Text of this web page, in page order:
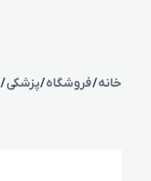
خانه/فروشگاه/پزشکی/